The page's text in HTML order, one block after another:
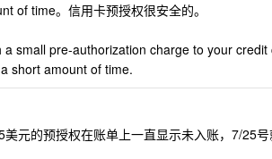
of time。信用卡预授权很安全的。
small pre-authorization charge to your
short amount of time.
元的预授权在账单上一直显示未入账，7/25